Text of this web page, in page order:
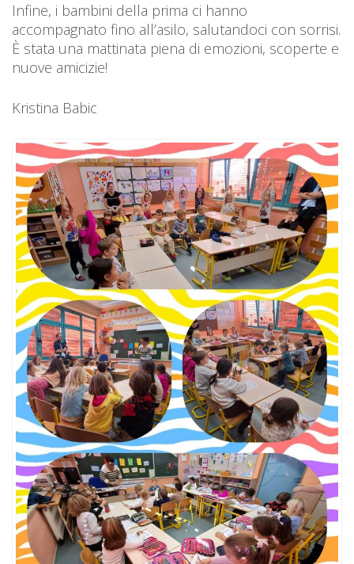
Infine, i bambini della prima ci hanno
accompagnato fino all’asilo, salutandoci con sorrisi.
È stata una mattinata piena di emozioni, scoperte e
nuove amicizie!
Kristina Babic